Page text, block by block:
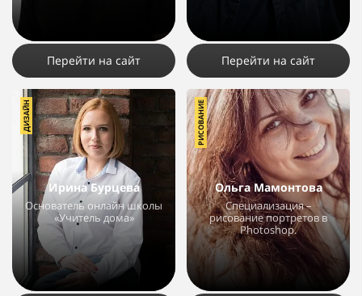
Перейти на сайт Перейти на сайт
Ирина Бурцева
Основатель онлайн школы
«Учитель дома»
4310
ДИЗАЙН
Ольга Мамонтова
Специализация –
рисование портретов в
Photoshop.
13509 15
РИСОВАНИЕ